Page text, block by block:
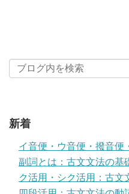
新着
イ音便・ウ音便・撥音便
副詞とは：古文文法の基
ク活用・シク活用：古文